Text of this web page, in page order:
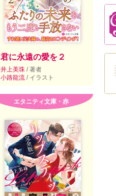
君に永遠の愛を２
井上美珠 / 著者
小路龍流 / イラスト
エタニティ文庫・赤